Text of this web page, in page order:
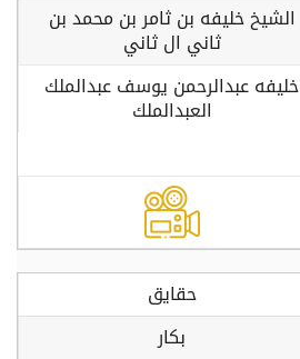
الشيخ خليفه بن ثامر بن محمد بن
ثاني ال ثاني
خليفه عبدالرحمن يوسف عبدالملك
العبدالملك
حقايق
بكار